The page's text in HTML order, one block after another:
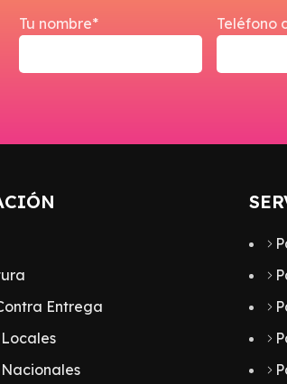
Tu nombre* Teléfono
Entrega
Locales
Nacionales